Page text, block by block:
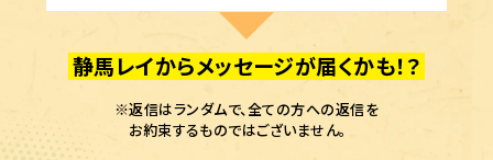
静馬レイからメッセージが届くかも！？
※返信はランダムで、全ての方への返信を
お約束するものではございません。